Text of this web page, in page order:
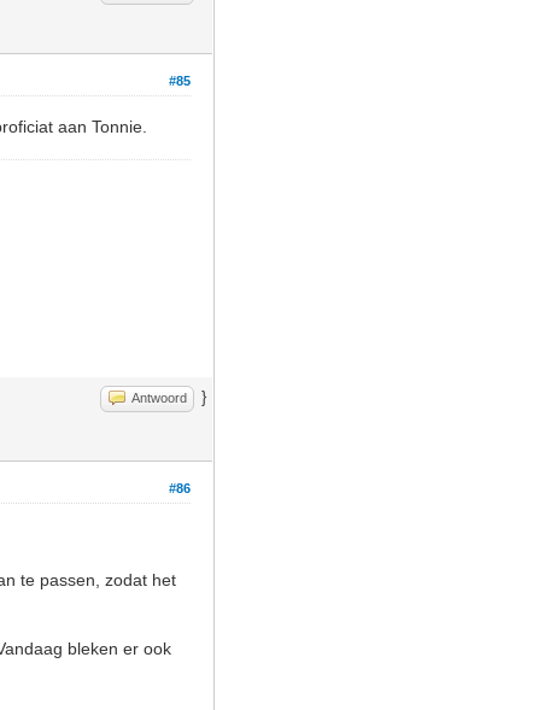
#85
aan Tonnie.
Antwoord }
#86
te passen, zodat het
bleken er ook